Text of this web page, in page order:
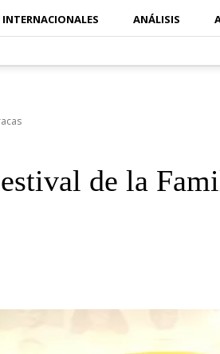
INTERNACIONALES ANÁLISIS
de la